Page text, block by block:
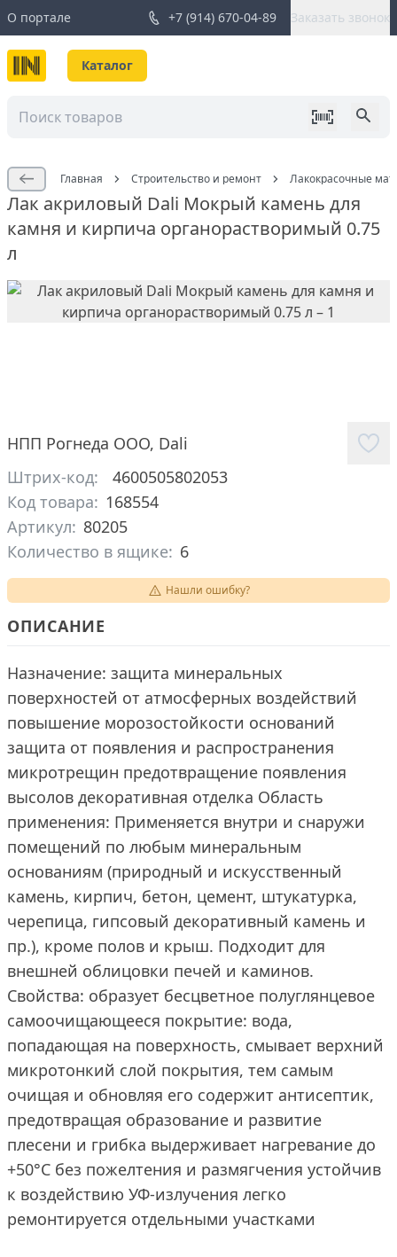
О портале +7 (914) 670-04-89 Заказать звонок
Каталог
Главная Строительство и ремонт Лакокрасочные
Лак акриловый Dali Мокрый камень для
камня и кирпича органорастворимый 0.75
л
НПП Рогнеда ООО, Dali
Штрих-код:
4600505802053
Код товара: 168554
Артикул: 80205
Количество в ящике: 6
Нашли ошибку?
ОПИСАНИЕ
Назначение: защита минеральных
поверхностей от атмосферных воздействий
повышение морозостойкости оснований
защита от появления и распространения
микротрещин предотвращение появления
высолов декоративная отделка Область
применения: Применяется внутри и снаружи
помещений по любым минеральным
основаниям (природный и искусственный
камень, кирпич, бетон, цемент, штукатурка,
черепица, гипсовый декоративный камень и
пр.), кроме полов и крыш. Подходит для
внешней облицовки печей и каминов.
Свойства: образует бесцветное полуглянцевое
самоочищающееся покрытие: вода,
попадающая на поверхность, смывает верхний
микротонкий слой покрытия, тем самым
очищая и обновляя его содержит антисептик,
предотвращая образование и развитие
плесени и грибка выдерживает нагревание до
+50°С без пожелтения и размягчения устойчив
к воздействию УФ-излучения легко
ремонтируется отдельными участками